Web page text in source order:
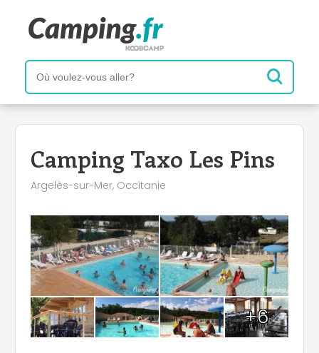
Camping Taxo Les Pins
Argelès-sur-Mer, Occitanie
+6
+